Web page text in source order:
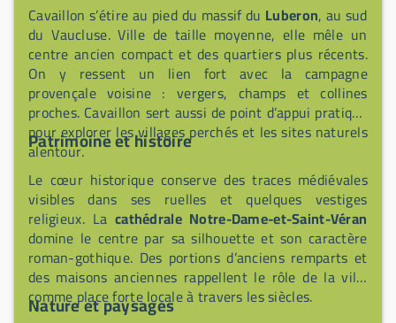
Cavaillon s’étire au pied du massif du Luberon, au sud
du Vaucluse. Ville de taille moyenne, elle mêle un
centre ancien compact et des quartiers plus récents.
On y ressent un lien fort avec la campagne
provençale voisine : vergers, champs et collines
proches. Cavaillon sert aussi de point d’appui pratique
pour explorer les villages perchés et les sites naturels
alentour.
Patrimoine et histoire
Le cœur historique conserve des traces médiévales
visibles dans ses ruelles et quelques vestiges
religieux. La cathédrale Notre-Dame-et-Saint-Véran
domine le centre par sa silhouette et son caractère
roman-gothique. Des portions d’anciens remparts et
des maisons anciennes rappellent le rôle de la ville
comme place forte locale à travers les siècles.
Nature et paysages